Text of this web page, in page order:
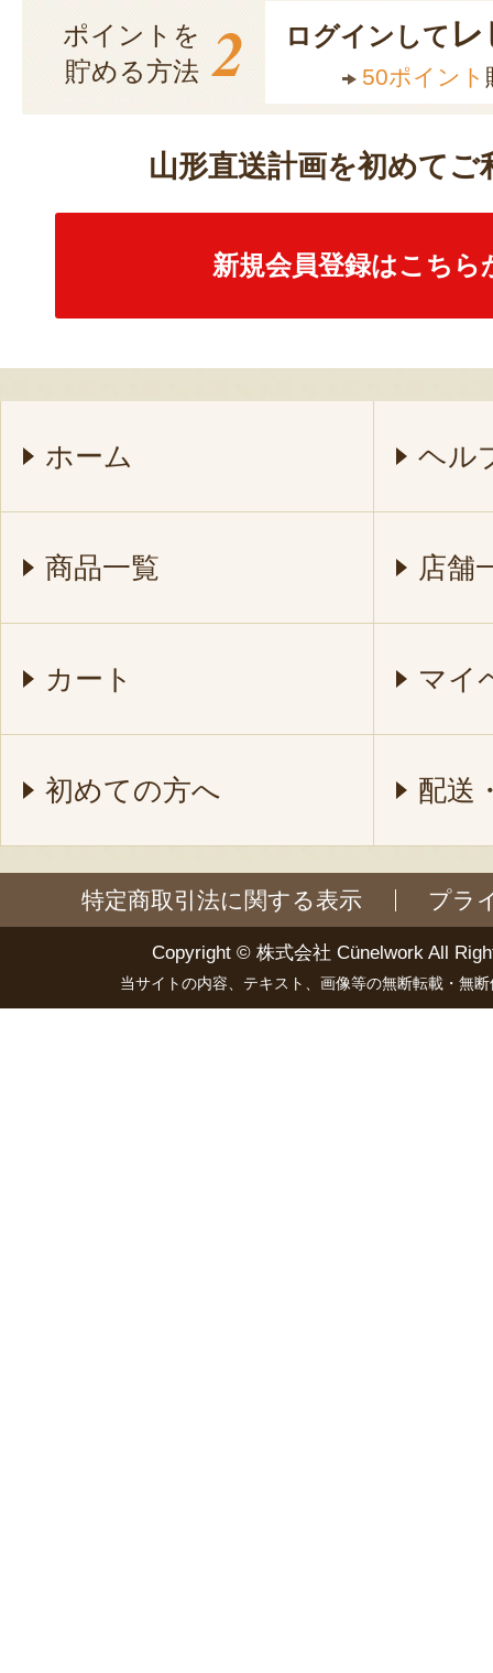
ポイントを
貯める方法 2 ログインして
50ポイント
山形直送計画を初めてご
新規会員登録はこちら
ホーム ヘル
商品一覧 店舗
カート マイ
初めての方へ 配送
特定商取引法に関する表示 プラ
Copyright © 株式会社 Cünelwork All
当サイトの内容、テキスト、画像等の無断転載・無